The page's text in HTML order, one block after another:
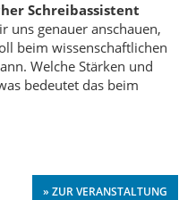
Schreibassistent
uns genauer anschauen,
beim wissenschaftlichen
Welche Stärken und
bedeutet das beim
» ZUR VERANSTALTUNG